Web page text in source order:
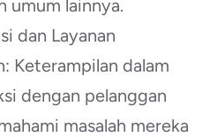
umum lainnya.
dan Layanan
Keterampilan dalam
dengan pelanggan
masalah mereka